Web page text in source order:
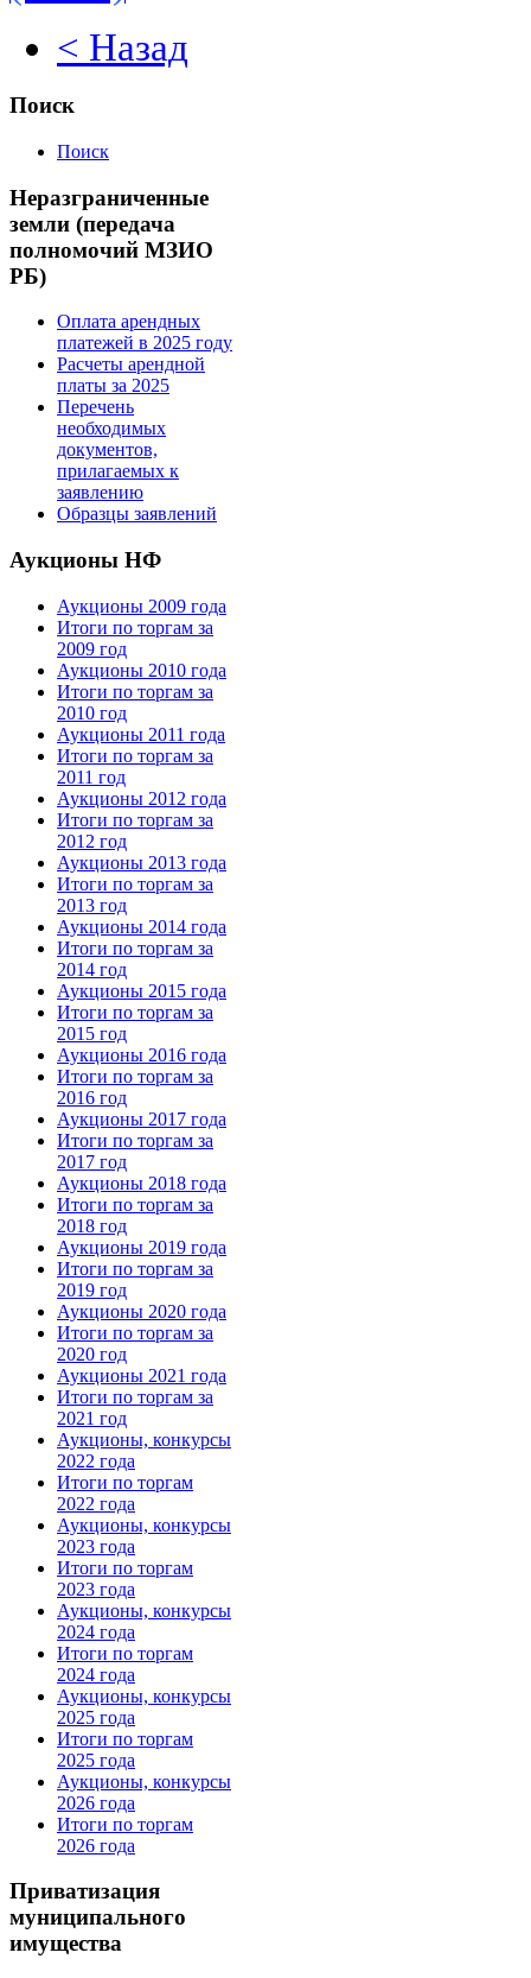
< Назад
Поиск
Поиск
Неразграниченные
земли (передача
полномочий МЗИО
РБ)
Оплата арендных
платежей в 2025 году
Расчеты арендной
платы за 2025
Перечень
необходимых
документов,
прилагаемых к
заявлению
Образцы заявлений
Аукционы НФ
Аукционы 2009 года
Итоги по торгам за
2009 год
Аукционы 2010 года
Итоги по торгам за
2010 год
Аукционы 2011 года
Итоги по торгам за
2011 год
Аукционы 2012 года
Итоги по торгам за
2012 год
Аукционы 2013 года
Итоги по торгам за
2013 год
Аукционы 2014 года
Итоги по торгам за
2014 год
Аукционы 2015 года
Итоги по торгам за
2015 год
Аукционы 2016 года
Итоги по торгам за
2016 год
Аукционы 2017 года
Итоги по торгам за
2017 год
Аукционы 2018 года
Итоги по торгам за
2018 год
Аукционы 2019 года
Итоги по торгам за
2019 год
Аукционы 2020 года
Итоги по торгам за
2020 год
Аукционы 2021 года
Итоги по торгам за
2021 год
Аукционы, конкурсы
2022 года
Итоги по торгам
2022 года
Аукционы, конкурсы
2023 года
Итоги по торгам
2023 года
Аукционы, конкурсы
2024 года
Итоги по торгам
2024 года
Аукционы, конкурсы
2025 года
Итоги по торгам
2025 года
Аукционы, конкурсы
2026 года
Итоги по торгам
2026 года
Приватизация
муниципального
имущества